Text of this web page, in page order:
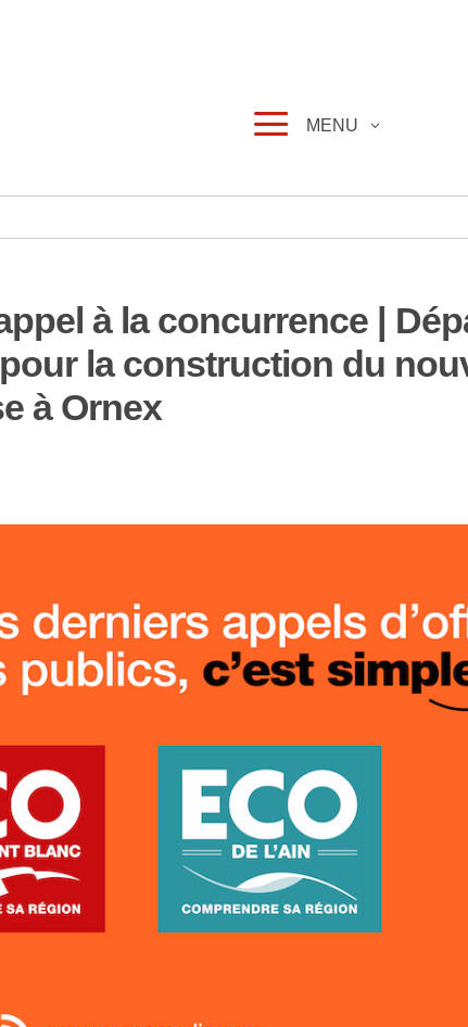
a MENU
à la concurrence |
la construction du
à Ornex